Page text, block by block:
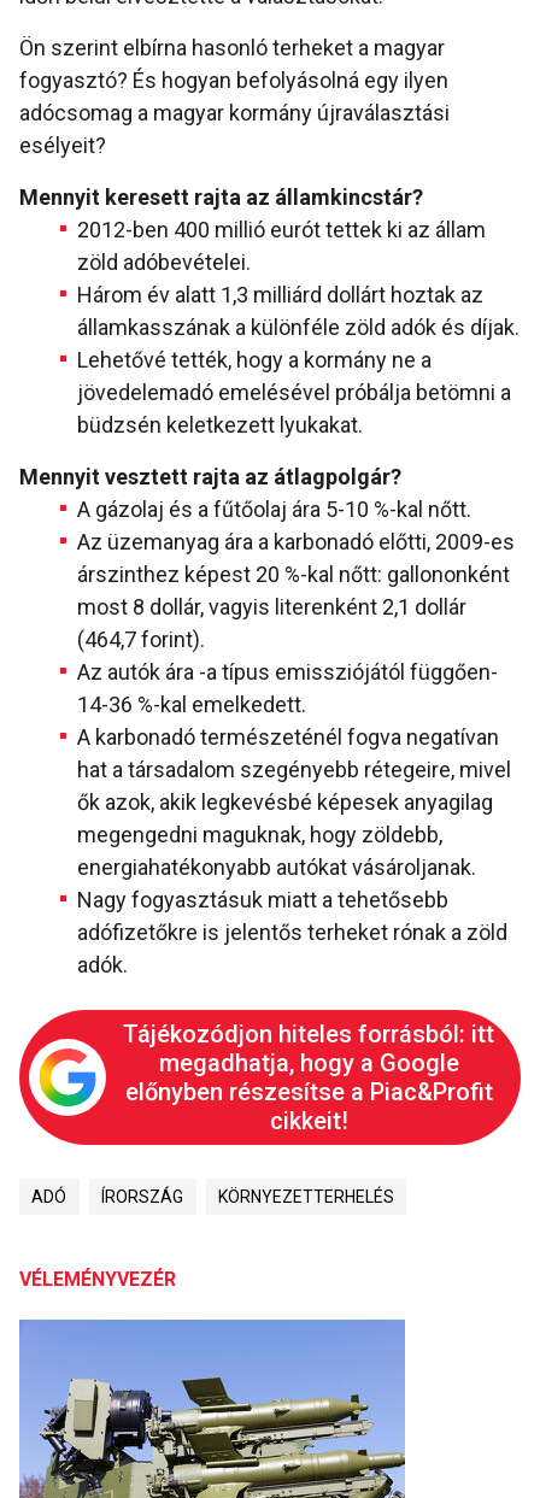
Ön szerint elbírna hasonló terheket a magyar
fogyasztó? És hogyan befolyásolná egy ilyen
adócsomag a magyar kormány újraválasztási
esélyeit?
Mennyit keresett rajta az államkincstár?
2012-ben 400 millió eurót tettek ki az állam
zöld adóbevételei.
Három év alatt 1,3 milliárd dollárt hoztak az
államkasszának a különféle zöld adók és díjak.
Lehetővé tették, hogy a kormány ne a
jövedelemadó emelésével próbálja betömni a
büdzsén keletkezett lyukakat.
Mennyit vesztett rajta az átlagpolgár?
A gázolaj és a fűtőolaj ára 5-10 %-kal nőtt.
Az üzemanyag ára a karbonadó előtti, 2009-es
árszinthez képest 20 %-kal nőtt: gallononként
most 8 dollár, vagyis literenként 2,1 dollár
(464,7 forint).
Az autók ára -a típus emissziójától függően-
14-36 %-kal emelkedett.
A karbonadó természeténél fogva negatívan
hat a társadalom szegényebb rétegeire, mivel
ők azok, akik legkevésbé képesek anyagilag
megengedni maguknak, hogy zöldebb,
energiahatékonyabb autókat vásároljanak.
Nagy fogyasztásuk miatt a tehetősebb
adófizetőkre is jelentős terheket rónak a zöld
adók.
Tájékozódjon hiteles forrásból: itt
megadhatja, hogy a Google
előnyben részesítse a Piac&Profit
cikkeit!
ADÓ ÍRORSZÁG KÖRNYEZETTERHELÉS
VÉLEMÉNYVEZÉR